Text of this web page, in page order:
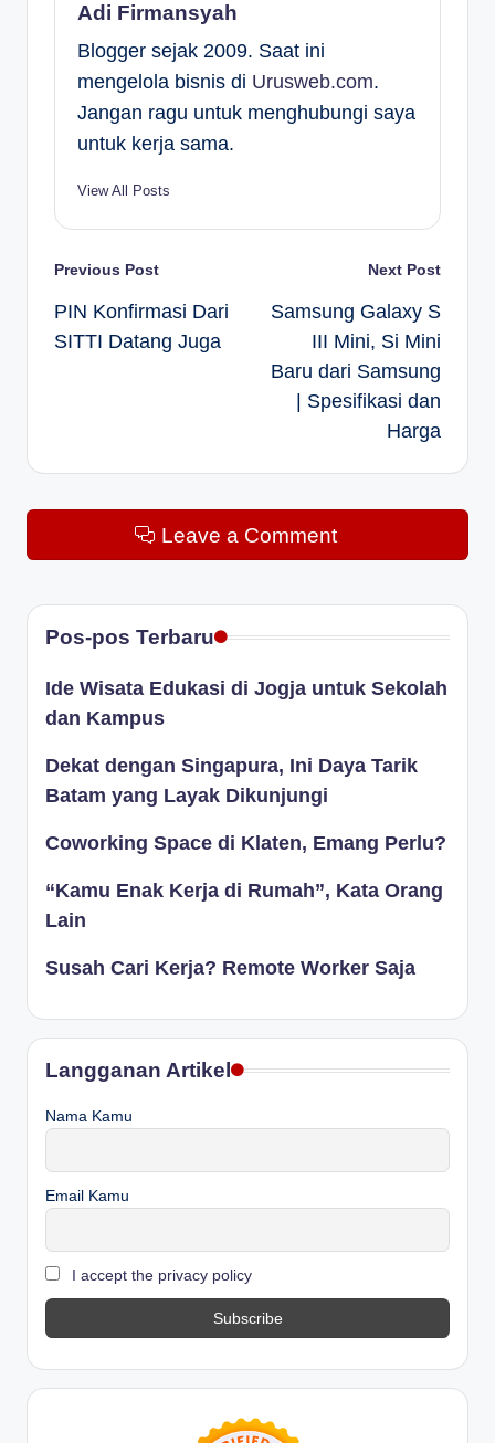
Adi Firmansyah
Blogger sejak 2009. Saat ini
mengelola bisnis di Urusweb.com.
Jangan ragu untuk menghubungi saya
untuk kerja sama.
View All Posts
Post
navigation
Previous Post
PIN Konfirmasi Dari
SITTI Datang Juga
Next Post
Samsung Galaxy S
III Mini, Si Mini
Baru dari Samsung
| Spesifikasi dan
Harga
Leave a Comment
Pos-pos Terbaru
Ide Wisata Edukasi di Jogja untuk Sekolah
dan Kampus
Dekat dengan Singapura, Ini Daya Tarik
Batam yang Layak Dikunjungi
Coworking Space di Klaten, Emang Perlu?
“Kamu Enak Kerja di Rumah”, Kata Orang
Lain
Susah Cari Kerja? Remote Worker Saja
Langganan Artikel
Nama Kamu
Email Kamu
I accept the privacy policy